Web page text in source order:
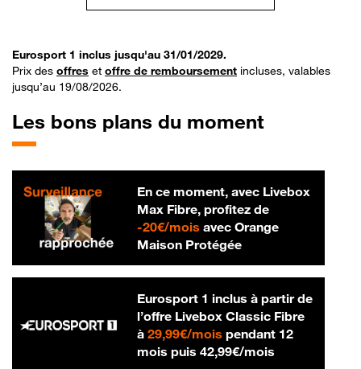
Eurosport 1 inclus jusqu'au 31/01/2029.
Prix des offres et offre de remboursement incluses, valables
jusqu’au 19/08/2026.
Les bons plans du moment
En ce moment, avec Livebox
Max Fibre, profitez de
-20€/mois20 € par mois
avec Orange
Maison Protégée
Eurosport 1 inclus à partir de
l’offre Livebox Classic Fibre
à 29,99€/mois29,99 € par mois
pendant 12
mois puis 42,99€/mois42,99 € par